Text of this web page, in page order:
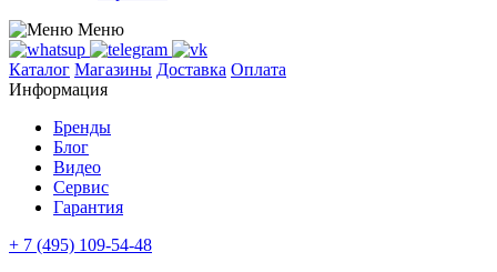
Меню
Каталог Магазины Доставка Оплата
Информация
Бренды
Блог
Видео
Сервис
Гарантия
+ 7 (495) 109-54-48